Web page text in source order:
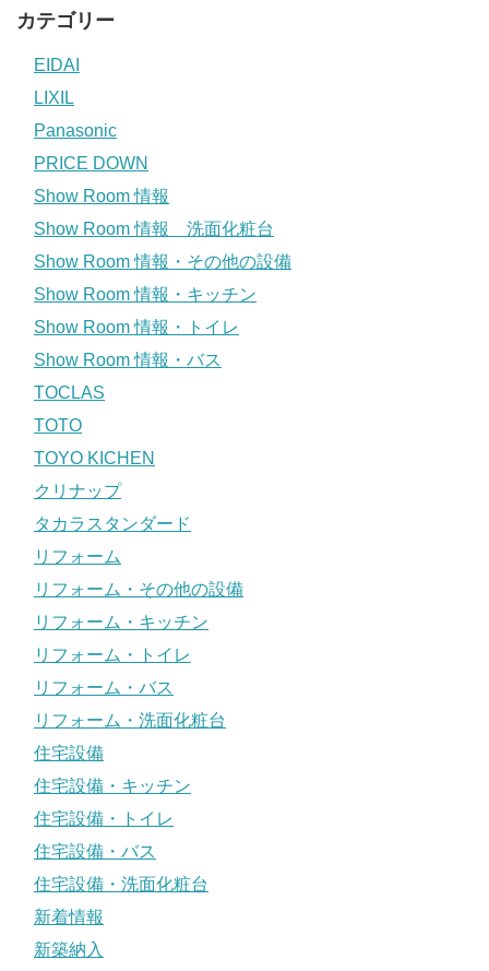
カテゴリー
EIDAI
LIXIL
Panasonic
PRICE DOWN
Show Room 情報
Show Room 情報 洗面化粧台
Show Room 情報・その他の設備
Show Room 情報・キッチン
Show Room 情報・トイレ
Show Room 情報・バス
TOCLAS
TOTO
TOYO KICHEN
クリナップ
タカラスタンダード
リフォーム
リフォーム・その他の設備
リフォーム・キッチン
リフォーム・トイレ
リフォーム・バス
リフォーム・洗面化粧台
住宅設備
住宅設備・キッチン
住宅設備・トイレ
住宅設備・バス
住宅設備・洗面化粧台
新着情報
新築納入